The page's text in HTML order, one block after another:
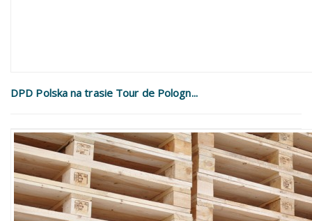
DPD Polska na trasie Tour de Pologn...